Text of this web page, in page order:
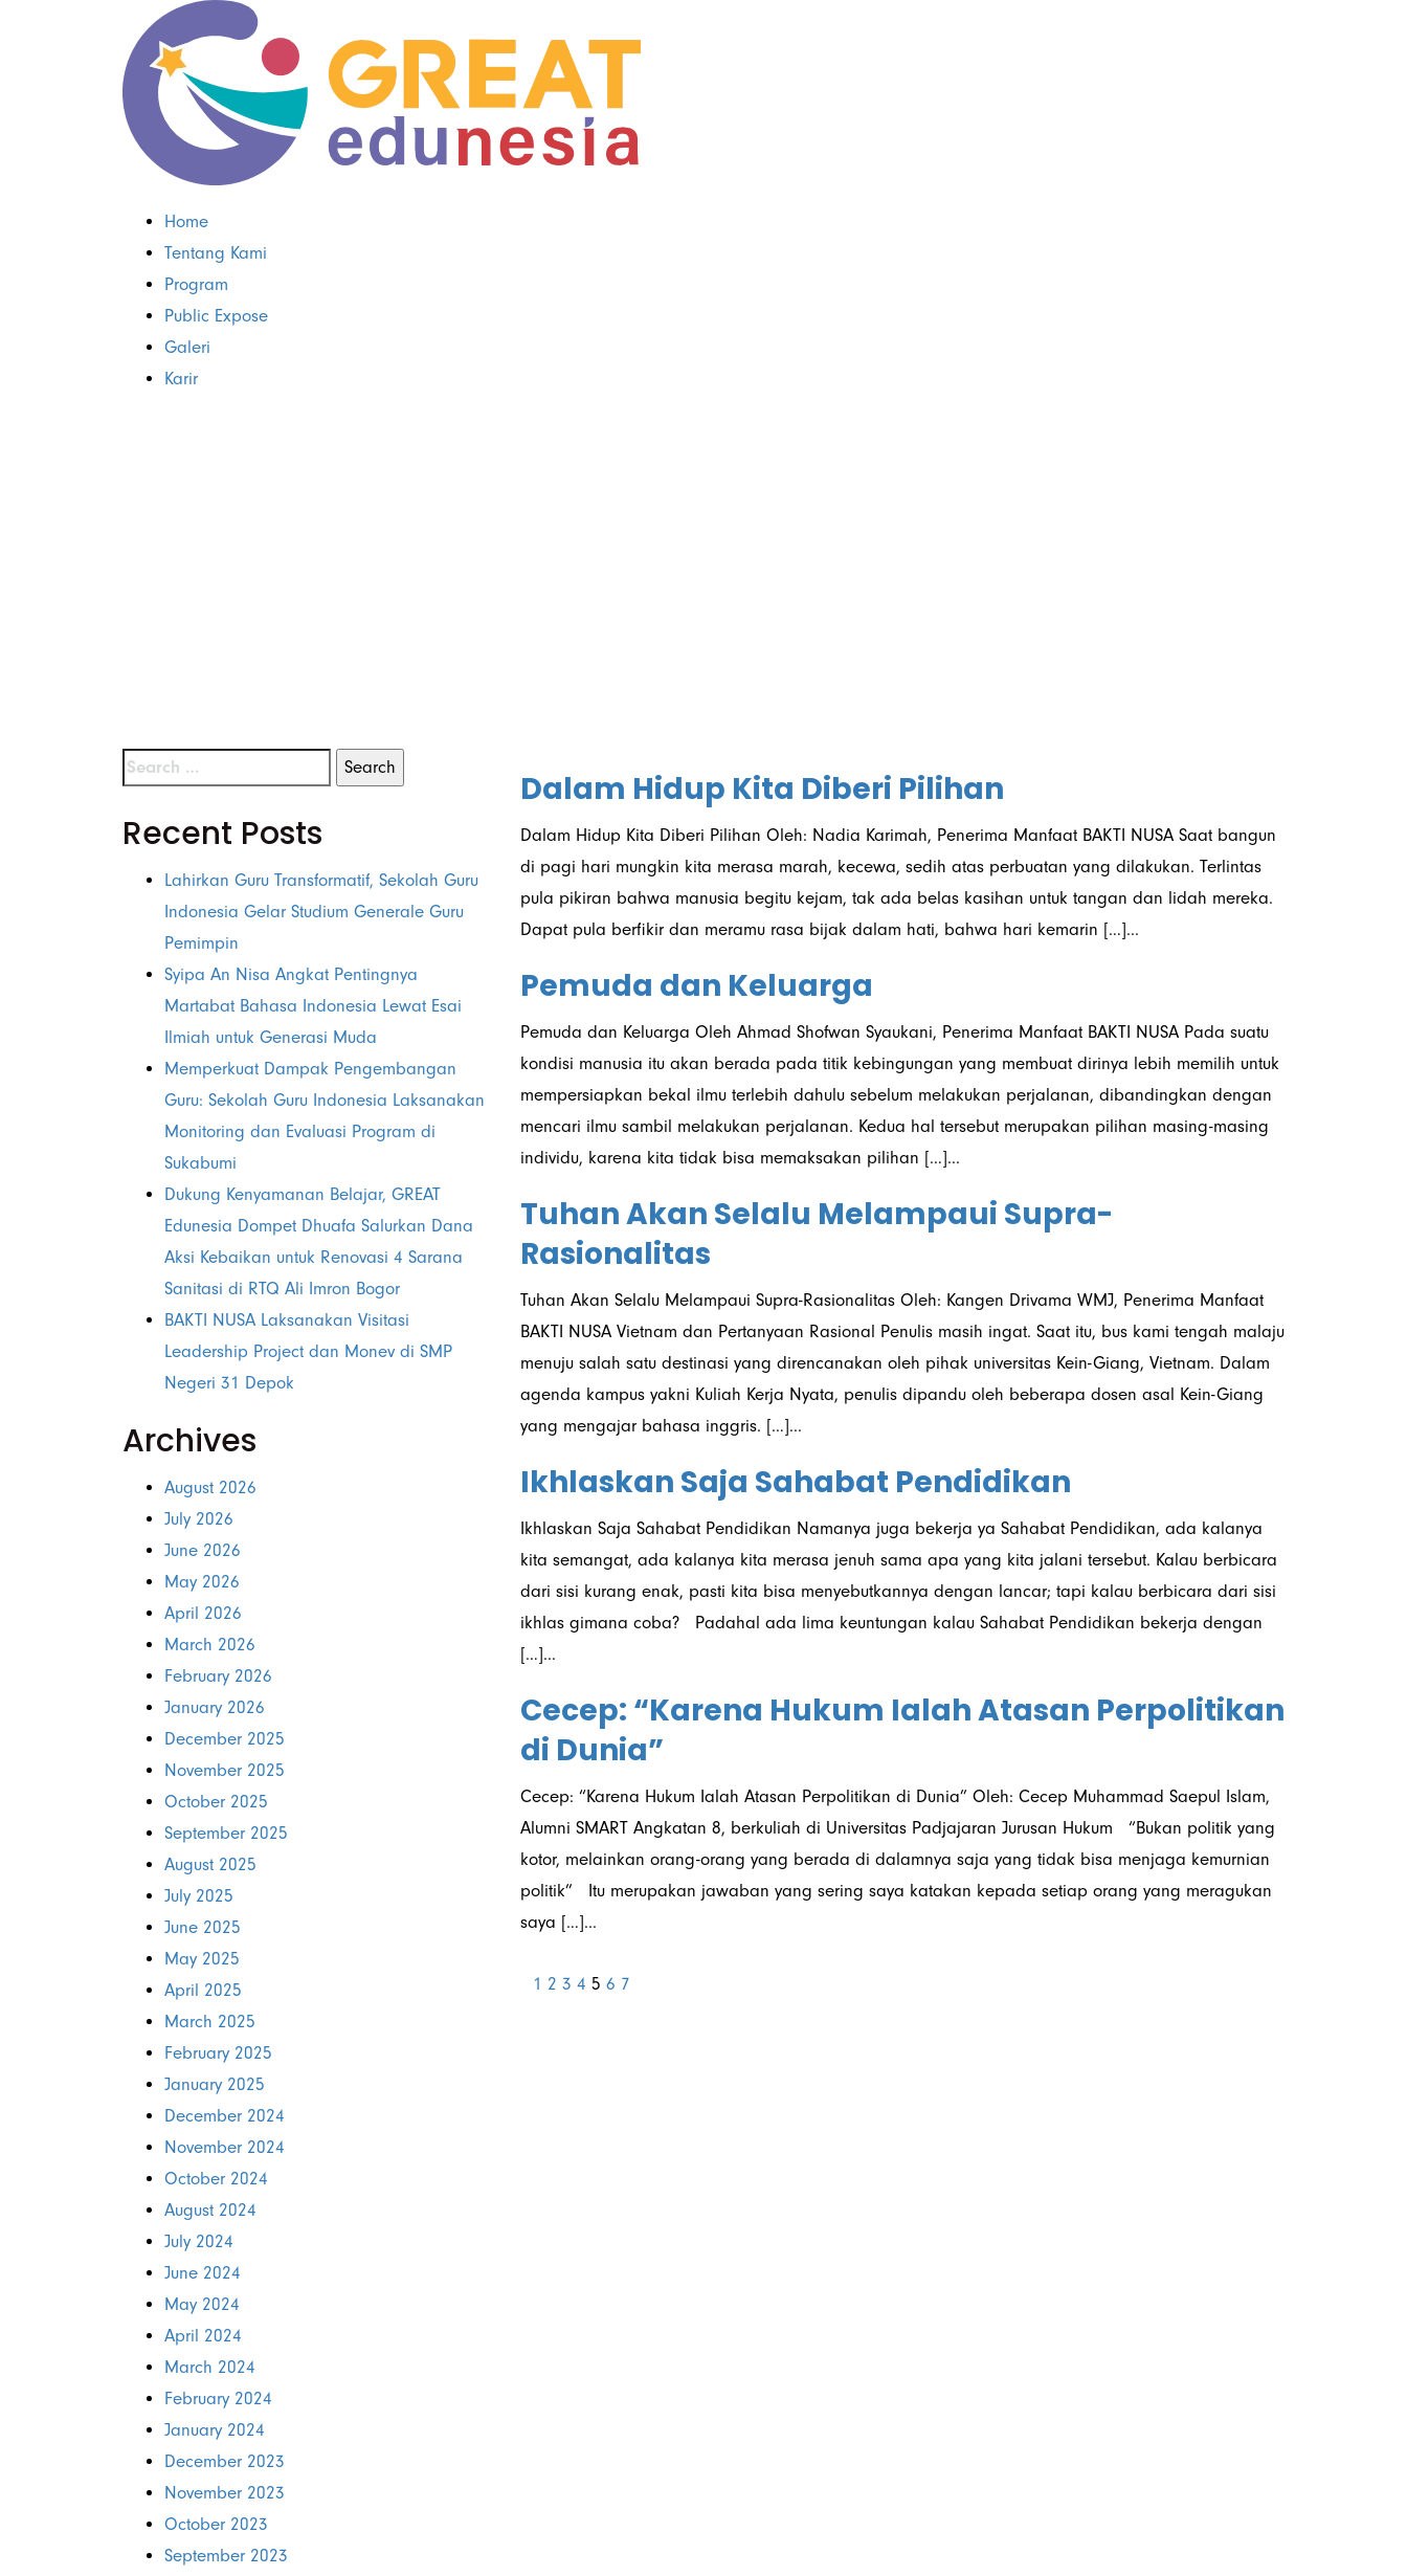
Home
Tentang Kami
Program
Public Expose
Galeri
Karir
Dalam Hidup Kita Diberi Pilihan
Dalam Hidup Kita Diberi Pilihan Oleh: Nadia Karimah, Penerima Manfaat BAKTI NUSA Saat bangun
di pagi hari mungkin kita merasa marah, kecewa, sedih atas perbuatan yang dilakukan. Terlintas
pula pikiran bahwa manusia begitu kejam, tak ada belas kasihan untuk tangan dan lidah mereka.
Dapat pula berfikir dan meramu rasa bijak dalam hati, bahwa hari kemarin […]...
Pemuda dan Keluarga
Pemuda dan Keluarga Oleh Ahmad Shofwan Syaukani, Penerima Manfaat BAKTI NUSA Pada suatu
kondisi manusia itu akan berada pada titik kebingungan yang membuat dirinya lebih memilih untuk
mempersiapkan bekal ilmu terlebih dahulu sebelum melakukan perjalanan, dibandingkan dengan
mencari ilmu sambil melakukan perjalanan. Kedua hal tersebut merupakan pilihan masing-masing
individu, karena kita tidak bisa memaksakan pilihan […]...
Tuhan Akan Selalu Melampaui Supra-
Rasionalitas
Tuhan Akan Selalu Melampaui Supra-Rasionalitas Oleh: Kangen Drivama WMJ, Penerima Manfaat
BAKTI NUSA Vietnam dan Pertanyaan Rasional Penulis masih ingat. Saat itu, bus kami tengah malaju
menuju salah satu destinasi yang direncanakan oleh pihak universitas Kein-Giang, Vietnam. Dalam
agenda kampus yakni Kuliah Kerja Nyata, penulis dipandu oleh beberapa dosen asal Kein-Giang
yang mengajar bahasa inggris. […]...
Ikhlaskan Saja Sahabat Pendidikan
Ikhlaskan Saja Sahabat Pendidikan Namanya juga bekerja ya Sahabat Pendidikan, ada kalanya
kita semangat, ada kalanya kita merasa jenuh sama apa yang kita jalani tersebut. Kalau berbicara
dari sisi kurang enak, pasti kita bisa menyebutkannya dengan lancar; tapi kalau berbicara dari sisi
ikhlas gimana coba? Padahal ada lima keuntungan kalau Sahabat Pendidikan bekerja dengan
[…]...
Cecep: “Karena Hukum Ialah Atasan Perpolitikan
di Dunia”
Cecep: “Karena Hukum Ialah Atasan Perpolitikan di Dunia” Oleh: Cecep Muhammad Saepul Islam,
Alumni SMART Angkatan 8, berkuliah di Universitas Padjajaran Jurusan Hukum “Bukan politik yang
kotor, melainkan orang-orang yang berada di dalamnya saja yang tidak bisa menjaga kemurnian
politik” Itu merupakan jawaban yang sering saya katakan kepada setiap orang yang meragukan
saya […]...
1 2 3 4 5 6 7
Recent Posts
Lahirkan Guru Transformatif, Sekolah Guru
Indonesia Gelar Studium Generale Guru
Pemimpin
Syipa An Nisa Angkat Pentingnya
Martabat Bahasa Indonesia Lewat Esai
Ilmiah untuk Generasi Muda
Memperkuat Dampak Pengembangan
Guru: Sekolah Guru Indonesia Laksanakan
Monitoring dan Evaluasi Program di
Sukabumi
Dukung Kenyamanan Belajar, GREAT
Edunesia Dompet Dhuafa Salurkan Dana
Aksi Kebaikan untuk Renovasi 4 Sarana
Sanitasi di RTQ Ali Imron Bogor
BAKTI NUSA Laksanakan Visitasi
Leadership Project dan Monev di SMP
Negeri 31 Depok
Archives
August 2026
July 2026
June 2026
May 2026
April 2026
March 2026
February 2026
January 2026
December 2025
November 2025
October 2025
September 2025
August 2025
July 2025
June 2025
May 2025
April 2025
March 2025
February 2025
January 2025
December 2024
November 2024
October 2024
August 2024
July 2024
June 2024
May 2024
April 2024
March 2024
February 2024
January 2024
December 2023
November 2023
October 2023
September 2023